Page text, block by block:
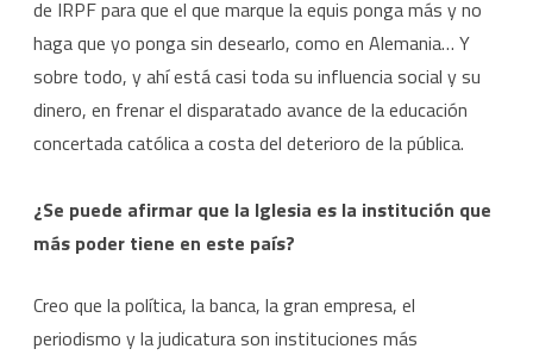
de IRPF para que el que marque la equis ponga más y no
haga que yo ponga sin desearlo, como en Alemania… Y
sobre todo, y ahí está casi toda su influencia social y su
dinero, en frenar el disparatado avance de la educación
concertada católica a costa del deterioro de la pública.
¿Se puede afirmar que la Iglesia es la institución que
más poder tiene en este país?
Creo que la política, la banca, la gran empresa, el
periodismo y la judicatura son instituciones más